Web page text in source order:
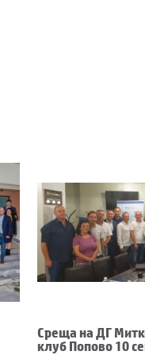
Среща на ДГ
клуб Попово 10